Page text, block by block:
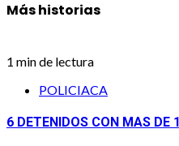
Más historias
1 min de lectura
POLICIACA
6 DETENIDOS CON MAS DE